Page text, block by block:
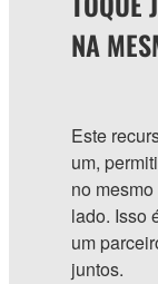
NA
Este
um,
no
lado. Isso
um
juntos.